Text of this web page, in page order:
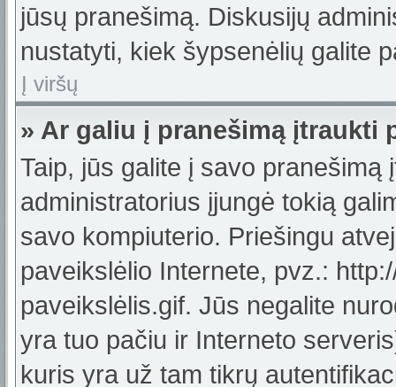
jūsų pranešimą. Diskusijų
nustatyti, kiek šypsenėlių galite
Į viršų
» Ar galiu į pranešimą įtraukti
Taip, jūs galite į savo
administratorius įjungė tokią
savo kompiuterio. Priešingu
paveikslėlio Internete, pvz.:
paveikslėlis.gif. Jūs negalite
yra tuo pačiu ir Interneto
kuris yra už tam tikrų